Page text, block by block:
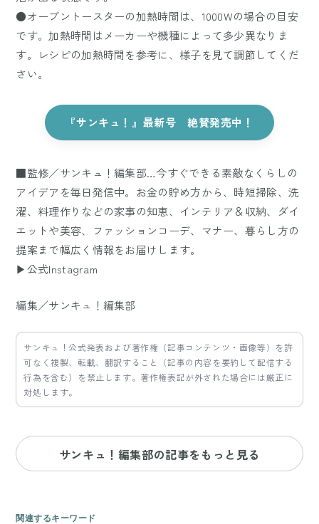
●オーブントースターの加熱時間は、1000Wの場合の目安
です。加熱時間はメーカーや機種によって多少異なりま
す。レシピの加熱時間を参考に、様子を見て調節してくだ
さい。
『サンキュ！』最新号 絶賛発売中！
■監修／サンキュ！編集部…今すぐできる素敵なくらしの
アイデアを毎日発信中。お金の貯め方から、時短掃除、洗
濯、料理作りなどの家事の知恵、インテリア＆収納、ダイ
エットや美容、ファッションコーデ、マナー、暮らし方の
提案まで幅広く情報をお届けします。
▶公式Instagram
編集／サンキュ！編集部
サンキュ！公式発表および著作権（記事コンテンツ・画像等）を許
可なく複製、転載、翻訳すること（記事の内容を要約して配信する
行為を含む）を禁止します。著作権表記が外された場合には厳正に
対処します。
サンキュ！編集部の記事をもっと見る
関連するキーワード